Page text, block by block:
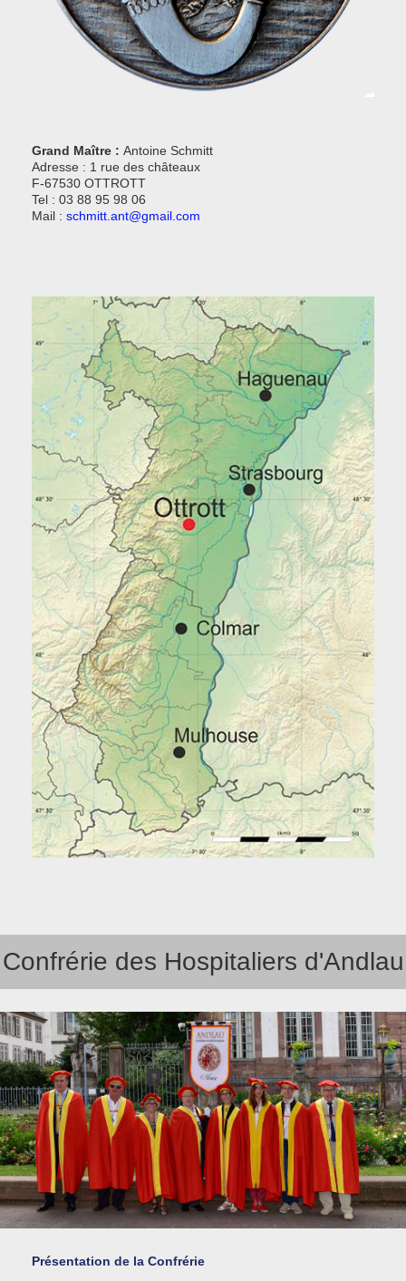
Grand Maître : Antoine Schmitt
Adresse : 1 rue des châteaux
F-67530 OTTROTT
Tel : 03 88 95 98 06
Mail : schmitt.ant@gmail.com
Confrérie des Hospitaliers d'Andlau
Présentation de la Confrérie